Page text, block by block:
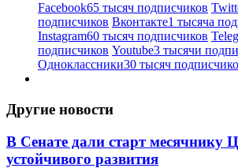
Facebook65 тысяч подписчиков
подписчиков Вконтакте1 тысяча
Instagram60 тысяч подписчиков
подписчиков Youtube3 тысячи
Одноклассники30 тысяч
Другие новости
В Сенате дали старт месячнику
устойчивого развития